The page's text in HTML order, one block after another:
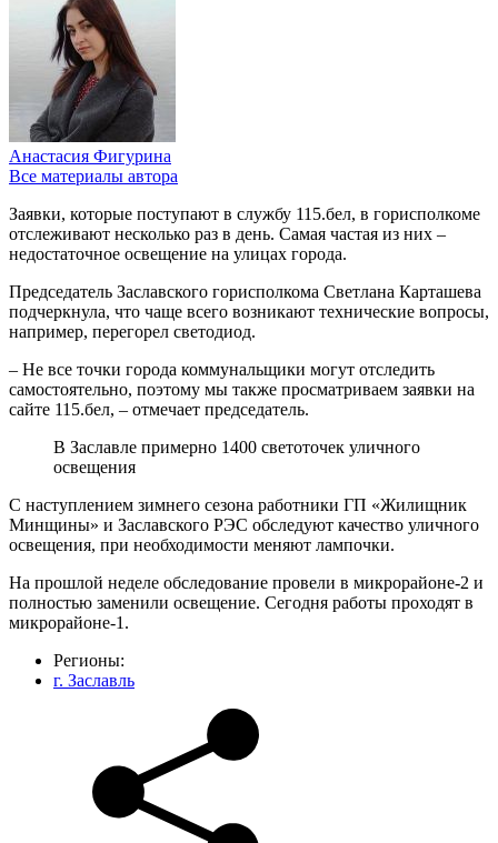
Анастасия Фигурина
Все материалы автора
Заявки, которые поступают в службу 115.бел, в горисполкоме
отслеживают несколько раз в день. Самая частая из них –
недостаточное освещение на улицах города.
Председатель Заславского горисполкома Светлана Карташева
подчеркнула, что чаще всего возникают технические вопросы,
например, перегорел светодиод.
– Не все точки города коммунальщики могут отследить
самостоятельно, поэтому мы также просматриваем заявки на
сайте 115.бел, – отмечает председатель.
В Заславле примерно 1400 светоточек уличного
освещения
С наступлением зимнего сезона работники ГП «Жилищник
Минщины» и Заславского РЭС обследуют качество уличного
освещения, при необходимости меняют лампочки.
На прошлой неделе обследование провели в микрорайоне-2 и
полностью заменили освещение. Сегодня работы проходят в
микрорайоне-1.
Регионы:
г. Заславль